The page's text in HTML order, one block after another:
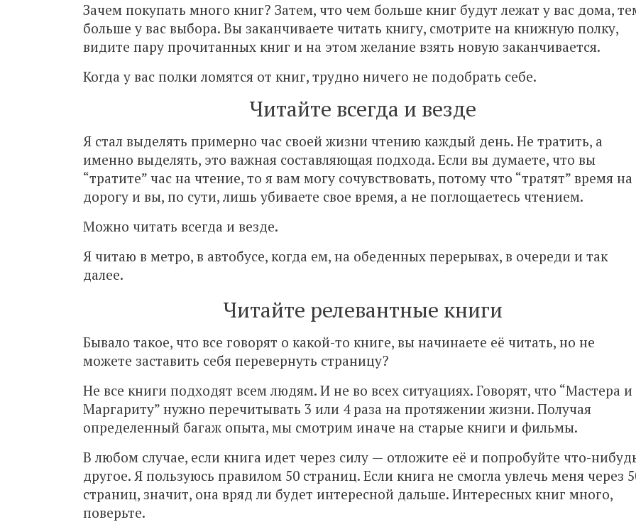
Зачем покупать много книг? Затем, что чем больше книг будут лежат у вас дома,
больше у вас выбора. Вы заканчиваете читать книгу, смотрите на книжную полку,
видите пару прочитанных книг и на этом желание взять новую заканчивается.
Когда у вас полки ломятся от книг, трудно ничего не подобрать себе.
Читайте всегда и везде
Я стал выделять примерно час своей жизни чтению каждый день. Не тратить, а
именно выделять, это важная составляющая подхода. Если вы думаете, что вы
“тратите” час на чтение, то я вам могу сочувствовать, потому что “тратят” время на
дорогу и вы, по сути, лишь убиваете свое время, а не поглощаетесь чтением.
Можно читать всегда и везде.
Я читаю в метро, в автобусе, когда ем, на обеденных перерывах, в очереди и так
далее.
Читайте релевантные книги
Бывало такое, что все говорят о какой-то книге, вы начинаете её читать, но не
можете заставить себя перевернуть страницу?
Не все книги подходят всем людям. И не во всех ситуациях. Говорят, что “Мастера и
Маргариту” нужно перечитывать 3 или 4 раза на протяжении жизни. Получая
определенный багаж опыта, мы смотрим иначе на старые книги и фильмы.
В любом случае, если книга идет через силу — отложите её и попробуйте что-
другое. Я пользуюсь правилом 50 страниц. Если книга не смогла увлечь меня через
страниц, значит, она вряд ли будет интересной дальше. Интересных книг много,
поверьте.